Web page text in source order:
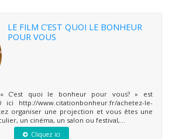
LE FILM C’EST QUOI LE BONHEUR
POUR VOUS
C’est quoi le bonheur pour vous? » est
ici http://www.citationbonheur.fr/achetez-le-
organiser une projection et vous êtes une
un cinéma, un salon ou festival,...
Cliquez ici